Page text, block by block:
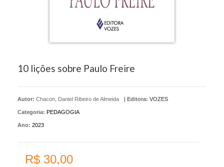
10 lições sobre Paulo Freire
Autor: Chacon, Daniel Ribeiro de Almeida Editora: VOZES
Categoria: PEDAGOGIA
Ano: 2023
R$ 30,00